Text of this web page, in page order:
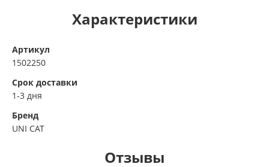
Характеристики
Артикул
1502250
Срок доставки
1-3 дня
Бренд
UNI CAT
Отзывы